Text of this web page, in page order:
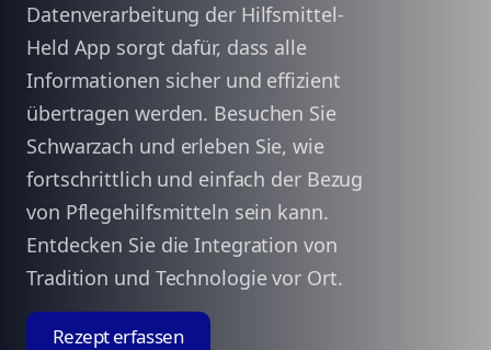
Datenverarbeitung der Hilfsmittel-
Held App sorgt dafür, dass alle
Informationen sicher und effizient
übertragen werden. Besuchen Sie
Schwarzach und erleben Sie, wie
fortschrittlich und einfach der Bezug
von Pflegehilfsmitteln sein kann.
Entdecken Sie die Integration von
Tradition und Technologie vor Ort.
Rezept erfassen